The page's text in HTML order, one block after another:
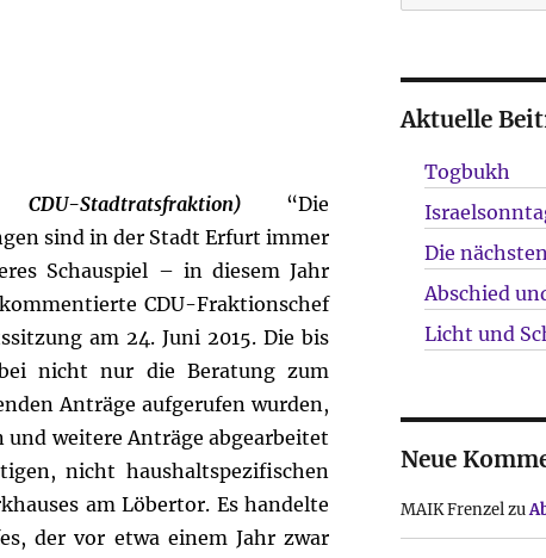
Stadtratsfraktion)
“Die
sind in der Stadt Erfurt immer
Schauspiel – in diesem Jahr
CDU-Fraktionschef
am 24. Juni 2015. Die bis
nicht nur die Beratung zum
Anträge aufgerufen wurden,
weitere Anträge abgearbeitet
nicht haushaltspezifischen
am Löbertor. Es handelte
der vor etwa einem Jahr zwar
Aktuelle
Togbukh
Die
Abschied
Licht und
Neue
MAIK Frenzelzu